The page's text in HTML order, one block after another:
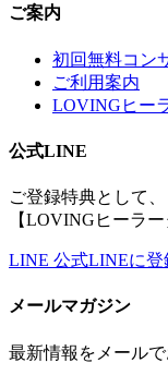
ご案内
初回無料コン
ご利用案内
LOVINGヒー
公式LINE
ご登録特典として、
【LOVINGヒーラ
LINE 公式LINEに登
メールマガジン
最新情報をメール